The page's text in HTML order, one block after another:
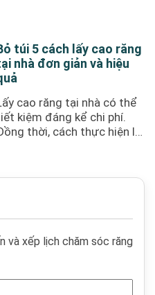
túi 5 cách lấy cao răng
nhà đơn giản và hiệu
cao răng tại nhà có thể
kiệm đáng kể chi phí.
thời, cách thực hiện lại
và xếp lịch chăm sóc răng